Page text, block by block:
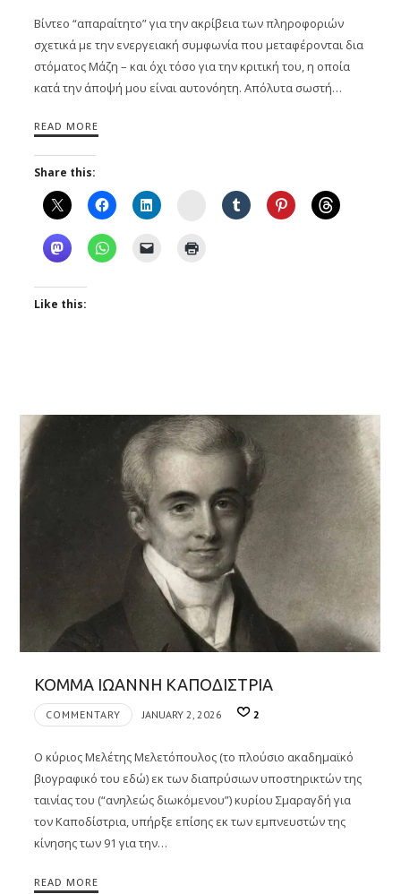
Βίντεο “απαραίτητο” για την ακρίβεια των πληροφοριών
σχετικά με την ενεργειακή συμφωνία που μεταφέρονται δια
στόματος Μάζη – και όχι τόσο για την κριτική του, η οποία
κατά την άποψή μου είναι αυτονόητη. Απόλυτα σωστή…
READ MORE
Share this:
Instagram
Like this:
ΚΟΜΜΑ ΙΩΑΝΝΗ ΚΑΠΟΔΙΣΤΡΙΑ
COMMENTARY JANUARY 2, 2026 2
Ο κύριος Μελέτης Μελετόπουλος (το πλούσιο ακαδημαϊκό
βιογραφικό του εδώ) εκ των διαπρύσιων υποστηρικτών της
ταινίας του (“ανηλεώς διωκόμενου”) κυρίου Σμαραγδή για
τον Καποδίστρια, υπήρξε επίσης εκ των εμπνευστών της
κίνησης των 91 για την…
READ MORE